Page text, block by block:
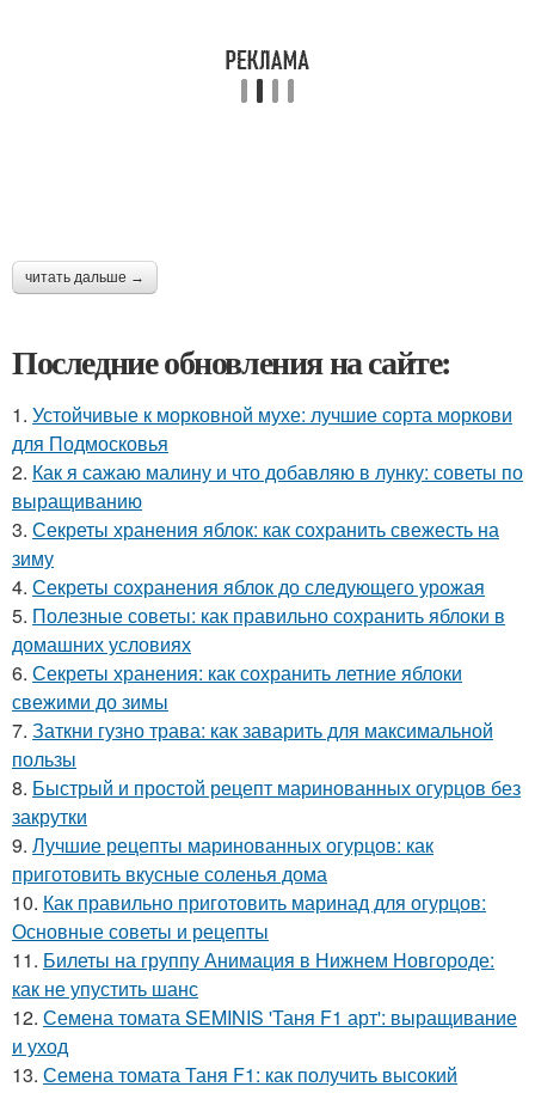
читать дальше →
Последние обновления на сайте:
1. Устойчивые к морковной мухе: лучшие сорта моркови
для Подмосковья
2. Как я сажаю малину и что добавляю в лунку: советы по
выращиванию
3. Секреты хранения яблок: как сохранить свежесть на
зиму
4. Секреты сохранения яблок до следующего урожая
5. Полезные советы: как правильно сохранить яблоки в
домашних условиях
6. Секреты хранения: как сохранить летние яблоки
свежими до зимы
7. Заткни гузно трава: как заварить для максимальной
пользы
8. Быстрый и простой рецепт маринованных огурцов без
закрутки
9. Лучшие рецепты маринованных огурцов: как
приготовить вкусные соленья дома
10. Как правильно приготовить маринад для огурцов:
Основные советы и рецепты
11. Билеты на группу Анимация в Нижнем Новгороде:
как не упустить шанс
12. Семена томата SEMINIS 'Таня F1 арт': выращивание
и уход
13. Семена томата Таня F1: как получить высокий